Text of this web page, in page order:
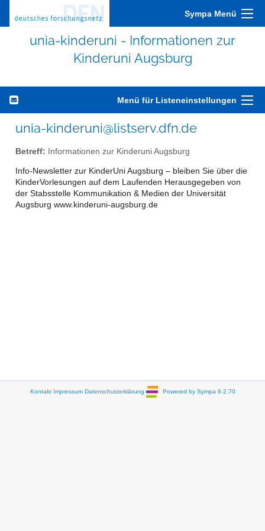
Sympa Menü
unia-kinderuni - Informationen zur
Kinderuni Augsburg
Menü für Listeneinstellungen
unia-kinderuni@listserv.dfn.de
Betreff: Informationen zur Kinderuni Augsburg
Info-Newsletter zur KinderUni Augsburg – bleiben Sie über die
KinderVorlesungen auf dem Laufenden Herausgegeben von
der Stabsstelle Kommunikation & Medien der Universität
Augsburg www.kinderuni-augsburg.de
Kontakt Impressum Datenschutzerklärung Powered by Sympa 6.2.70